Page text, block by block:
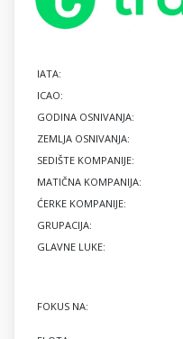
IATA:
ICAO:
GODINA OSNIVANJA:
ZEMLJA OSNIVANJA:
SEDIŠTE KOMPANIJE:
MATIČNA KOMPANIJA:
ĆERKE KOMPANIJE:
GRUPACIJA:
GLAVNE LUKE:
FOKUS NA: